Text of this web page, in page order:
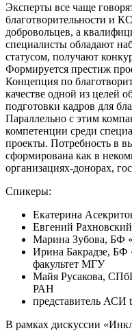
Эксперты все чаще
благотворительности и
добровольцев, а
специалисты обладают
статусом, получают
Формируется престиж
Концепция по
качестве одной из целей
подготовки кадров для
Параллельно с этим
компетенции среди
проекты. Потребность в
сформирована как в
организациях-донорах,
Спикеры:
Екатерина
Евгений
Марина Зубова, БФ
Ирина Бакрадзе, БФ
факультет МГУ
Майя Русакова,
РАН
представитель АСИ
В рамках дискуссии